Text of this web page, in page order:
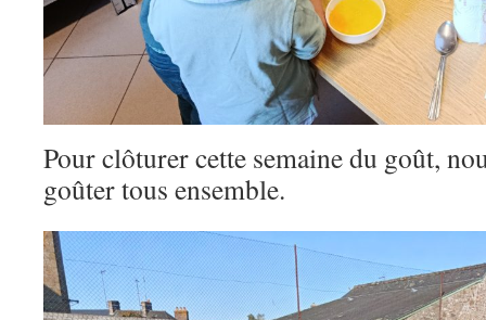
Pour clôturer cette semaine du goût,
goûter tous ensemble.